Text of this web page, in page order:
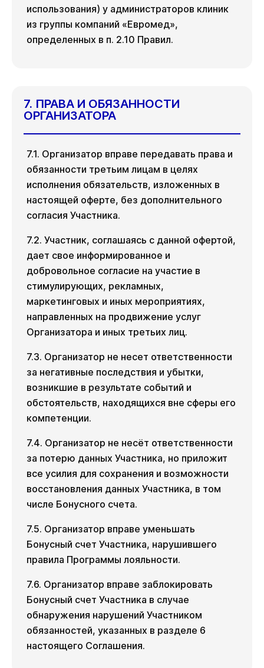
использования) у администраторов клиник
из группы компаний «Евромед»,
определенных в п. 2.10 Правил.
7. ПРАВА И ОБЯЗАННОСТИ
ОРГАНИЗАТОРА
7.1. Организатор вправе передавать права и
обязанности третьим лицам в целях
исполнения обязательств, изложенных в
настоящей оферте, без дополнительного
согласия Участника.
7.2. Участник, соглашаясь с данной офертой,
дает свое информированное и
добровольное согласие на участие в
стимулирующих, рекламных,
маркетинговых и иных мероприятиях,
направленных на продвижение услуг
Организатора и иных третьих лиц.
7.3. Организатор не несет ответственности
за негативные последствия и убытки,
возникшие в результате событий и
обстоятельств, находящихся вне сферы его
компетенции.
7.4. Организатор не несёт ответственности
за потерю данных Участника, но приложит
все усилия для сохранения и возможности
восстановления данных Участника, в том
числе Бонусного счета.
7.5. Организатор вправе уменьшать
Бонусный счет Участника, нарушившего
правила Программы лояльности.
7.6. Организатор вправе заблокировать
Бонусный счет Участника в случае
обнаружения нарушений Участником
обязанностей, указанных в разделе 6
настоящего Соглашения.